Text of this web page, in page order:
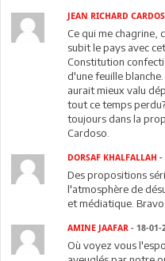
JEAN RICHARD
Ce qui me chagrine,
subit le pays avec
Constitution
d'une feuille
aurait mieux valu
tout ce temps
toujours dans la
Cardoso.
DORSAF KHALFALLAH -
Des propositions
l'atmosphère de
et médiatique.
AMINE JAAFAR - 18-01-
Où voyez vous